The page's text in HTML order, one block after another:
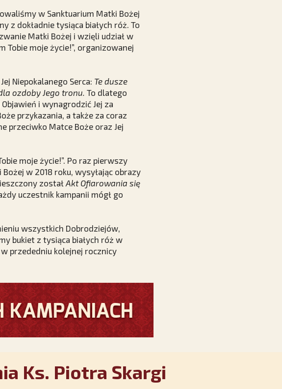
w Sanktuarium Matki Bożej
z dokładnie tysiąca białych róż. To
Matki Bożej i wzięli udział w
Tobie moje życie!”, organizowanej
Niepokalanego Serca: Te dusze
ozdoby Jego tronu. To dlatego
i wynagrodzić Jej za
przykazania, a także za coraz
przeciwko Matce Boże oraz Jej
moje życie!”. Po raz pierwszy
w 2018 roku, wysyłając obrazy
został Akt Ofiarowania się
uczestnik kampanii mógł go
wszystkich Dobrodziejów,
bukiet z tysiąca białych róż w
przededniu kolejnej rocznicy
Ks. Piotra Skargi